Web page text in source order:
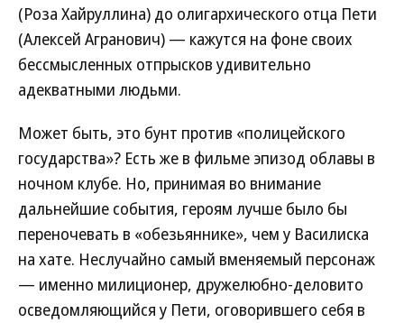
(Роза Хайруллина) до олигархического отца Пети
(Алексей Агранович) — кажутся на фоне своих
бессмысленных отпрысков удивительно
адекватными людьми.
Может быть, это бунт против «полицейского
государства»? Есть же в фильме эпизод облавы в
ночном клубе. Но, принимая во внимание
дальнейшие события, героям лучше было бы
переночевать в «обезьяннике», чем у Василиска
на хате. Неслучайно самый вменяемый персонаж
— именно милиционер, дружелюбно-деловито
осведомляющийся у Пети, оговорившего себя в